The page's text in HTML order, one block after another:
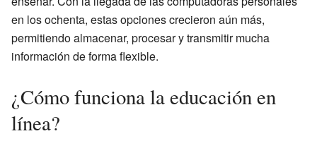
en los ochenta, estas opciones crecieron aún más,
permitiendo almacenar, procesar y transmitir mucha
información de forma flexible.
¿Cómo funciona la educación en
línea?